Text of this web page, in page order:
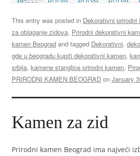
This entry was posted in Dekorativni
za oblaganje zidova, Prirodni dekorativni
kamen Beograd and tagged Dekorativni,
gde u beogradu kupiti dekorativni kamen,
srbija, kamene stanglice prirodni kamen,
PRIRODNI KAMEN BEOGRAD on January
Kamen za zid
Prirodni kamen Beograd ima najveći